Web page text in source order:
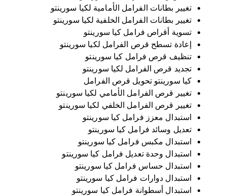
تغيير بطانات الفرامل الأمامية لكيا سورينتو
تغيير بطانات الفرامل الخلفية لكيا سورينتو
تسوية أقراص فرامل كيا سورينتو
إعادة تسطح قرص الفرامل لكيا سورينتو
تنظيف قرص فرامل كيا سورينتو
تجديد قرص الفرامل لكيا سورينتو
كيا سورينتو تحويل قرص الفرامل
تغيير قرص الفرامل الأمامي لكيا سورينتو
تغيير قرص الفرامل الخلفي لكيا سورينتو
استبدال معزز فرامل كيا سورينتو
تعديل وسائد فرامل كيا سورينتو
استبدال مكبس فرامل كيا سورينتو
استبدال وحدة تعديل فرامل كيا سورينتو
استبدال حساس فرامل كيا سورينتو
استبدال دوارات فرامل كيا سورينتو
استبدال أسطوانة فرامل كيا سورينتو